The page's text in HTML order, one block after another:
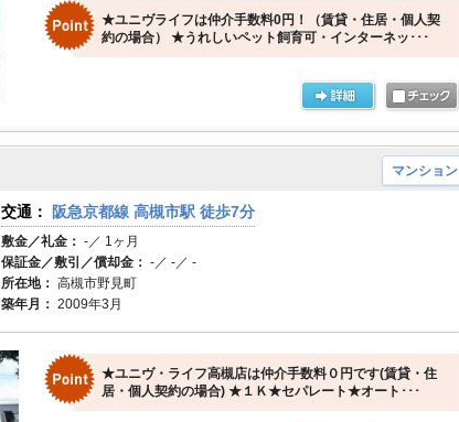
★ユニヴライフは仲介手数料0円！（賃貸・住居・個人契
約の場合） ★うれしいペット飼育可・インターネッ･･･
マンション
交通： 阪急京都線 高槻市駅 徒歩7分
敷金／礼金： -／ 1ヶ月
保証金／敷引／償却金： -／ -／ -
所在地： 高槻市野見町
築年月： 2009年3月
★ユニヴ・ライフ高槻店は仲介手数料０円です(賃貸・住
居・個人契約の場合) ★１Ｋ★セパレート★オート･･･